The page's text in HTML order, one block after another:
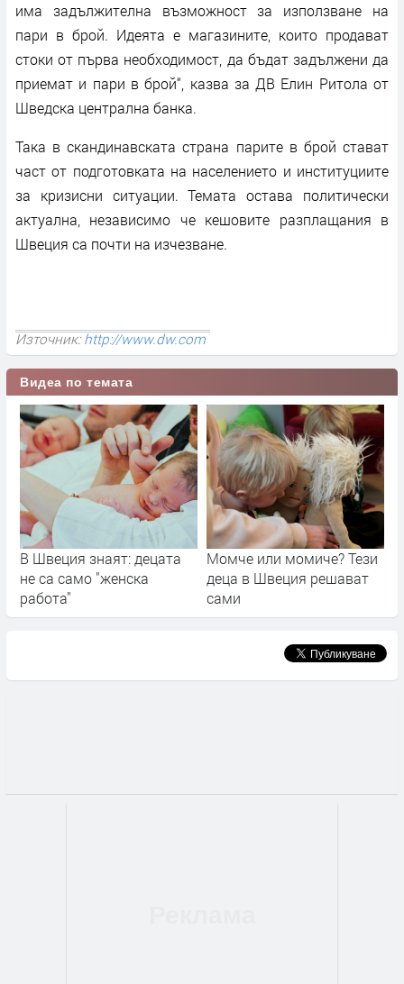
има задължителна възможност за използване на
пари в брой. Идеята е магазините, които продават
стоки от първа необходимост, да бъдат задължени да
приемат и пари в брой“, казва за ДВ Елин Ритола от
Шведска централна банка.
Така в скандинавската страна парите в брой стават
част от подготовката на населението и институциите
за кризисни ситуации. Темата остава политически
актуална, независимо че кешовите разплащания в
Швеция са почти на изчезване.
Източник:http://www.dw.com
Видеа по темата
В Швеция знаят: децата
не са само "женска
работа"
Момче или момиче? Тези
деца в Швеция решават
сами